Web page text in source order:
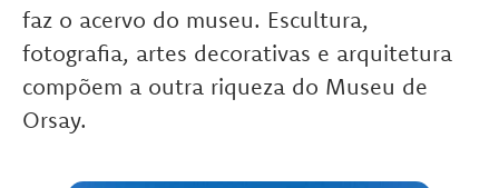
faz o acervo do museu. Escultura,
fotografia, artes decorativas e arquitetura
compõem a outra riqueza do Museu de
Orsay.